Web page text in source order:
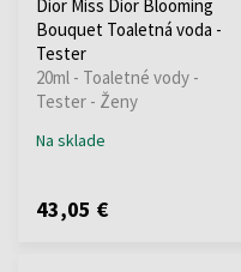
Dior Miss Dior Blooming
Bouquet Toaletná voda -
Tester
20ml - Toaletné vody -
Tester - Ženy
Na sklade
43,05 €